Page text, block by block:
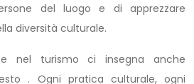
del luogo e di apprezzare
diversità culturale.
nel turismo ci insegna anche
. Ogni pratica culturale, ogni